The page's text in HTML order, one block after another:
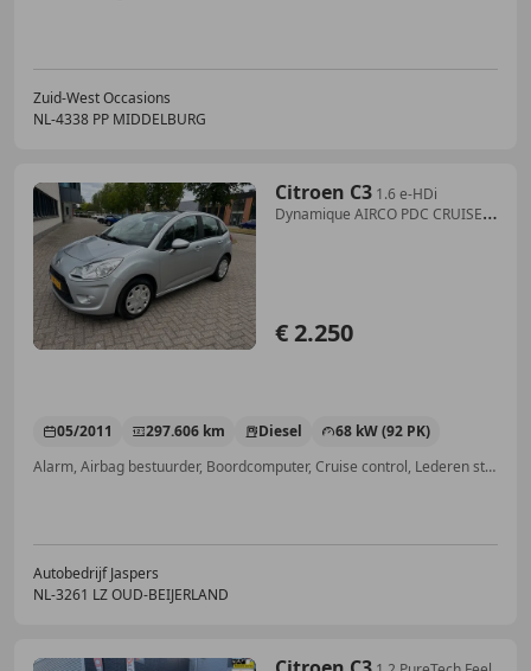
Zuid-West Occasions
NL-4338 PP MIDDELBURG
Citroen C3 1.6 e-HDi
Dynamique AIRCO PDC CRUISE
€ 2.250
05/2011 297.606 km Diesel
68 kW (92 PK)
Alarm, Airbag bestuurder, Boordcomputer, Cruise control, Lederen stuurwiel, Airconditioning, CD, Airbag passagier
Autobedrijf Jaspers
NL-3261 LZ OUD-BEIJERLAND